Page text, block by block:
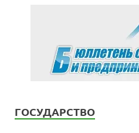
ГОСУДАРСТВО